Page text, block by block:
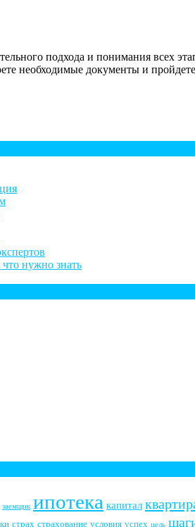
подхода и понимания всех
необходимые документы и
нужно знать
заемщик ипотека капитал
страх страхование условия успех цель